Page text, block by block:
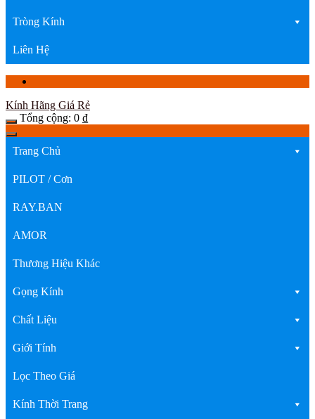
Tròng Kính
Liên Hệ
Kính Hãng Giá Rẻ
Tổng cộng: 0 ₫
Trang Chủ
PILOT / Cơn
RAY.BAN
AMOR
Thương Hiệu Khác
Gọng Kính
Chất Liệu
Giới Tính
Lọc Theo Giá
Kính Thời Trang